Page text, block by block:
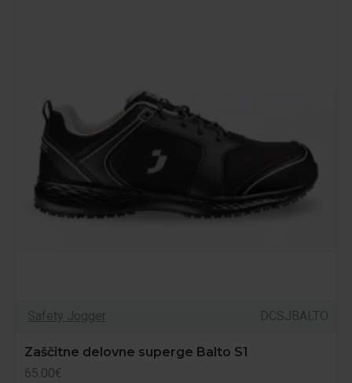
Safety Jogger DCSJBALTO
Zaščitne delovne superge Balto S1
65.00€